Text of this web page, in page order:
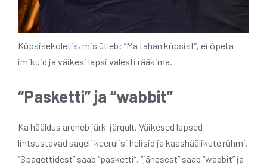
Küpsisekoletis, mis ütleb: “Ma tahan küpsist”, ei õpeta
imikuid ja väikesi lapsi valesti rääkima.
“Pasketti” ja “wabbit”
Ka hääldus areneb järk-järgult. Väikesed lapsed
lihtsustavad sageli keerulisi helisid ja kaashäälikute rühmi.
“Spagettidest” saab “pasketti”, “jänesest” saab “wabbit” ja